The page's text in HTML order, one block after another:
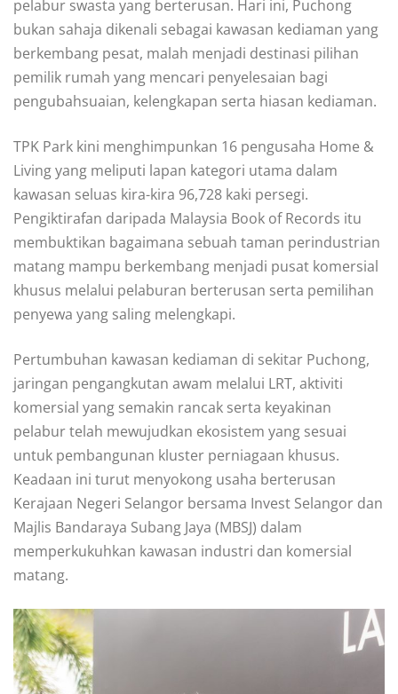
pelabur swasta yang berterusan. Hari ini, Puchong
bukan sahaja dikenali sebagai kawasan kediaman yang
berkembang pesat, malah menjadi destinasi pilihan
pemilik rumah yang mencari penyelesaian bagi
pengubahsuaian, kelengkapan serta hiasan kediaman.
TPK Park kini menghimpunkan 16 pengusaha Home &
Living yang meliputi lapan kategori utama dalam
kawasan seluas kira-kira 96,728 kaki persegi.
Pengiktirafan daripada Malaysia Book of Records itu
membuktikan bagaimana sebuah taman perindustrian
matang mampu berkembang menjadi pusat komersial
khusus melalui pelaburan berterusan serta pemilihan
penyewa yang saling melengkapi.
Pertumbuhan kawasan kediaman di sekitar Puchong,
jaringan pengangkutan awam melalui LRT, aktiviti
komersial yang semakin rancak serta keyakinan
pelabur telah mewujudkan ekosistem yang sesuai
untuk pembangunan kluster perniagaan khusus.
Keadaan ini turut menyokong usaha berterusan
Kerajaan Negeri Selangor bersama Invest Selangor dan
Majlis Bandaraya Subang Jaya (MBSJ) dalam
memperkukuhkan kawasan industri dan komersial
matang.